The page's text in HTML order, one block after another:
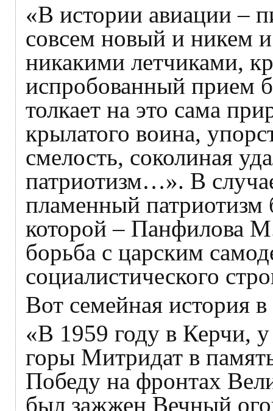
«В истории авиации –
совсем новый и никем
никакими летчиками,
испробованный прием
толкает на это сама
крылатого воина,
смелость, соколиная
патриотизм…». В
пламенный патриотизм
которой – Панфилова
борьба с царским
социалистического
Вот семейная история
«В 1959 году в Керчи,
горы Митридат в
Победу на фронтах
был зажжен Вечный